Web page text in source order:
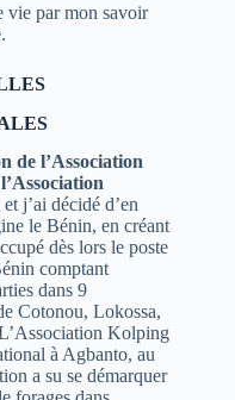
vie par mon savoir
de l’Association
l’Association
j’ai décidé d’en
le Bénin, en créant
dès lors le poste
comptant
dans 9
Cotonou, Lokossa,
Kolping
à Agbanto, au
a su se démarquer